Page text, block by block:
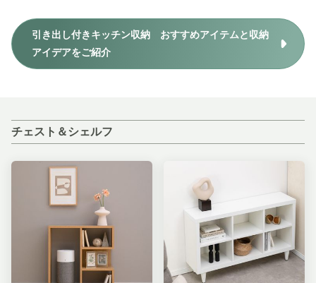
引き出し付きキッチン収納 おすすめアイテムと収納
アイデアをご紹介
チェスト＆シェルフ